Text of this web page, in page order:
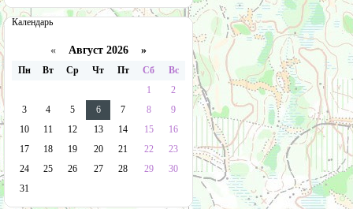
Календарь
« Август 2026 »
Пн Вт Ср Чт Пт Сб
Вс
1
2
3
4 5 6 7 8
9
10
11 12 13 14 15
16
17
18 19 20 21 22
23
24
25 26 27 28 29
30
31